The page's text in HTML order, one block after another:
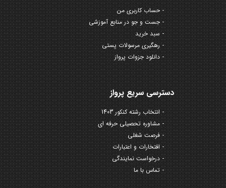
حساب کاربری من
جست و جو در منابع آموزشی
سبد خرید
رهگیری مرسولات پستی
دانلود جزوات پرواز
دسترسی سریع پرواز
انتخاب رشته کنکور 1403
مشاوره تحصیلی حرفه ای
فرصت شغلی
افتخارات و اعتبارات
درخواست نمایندگی
تماس با ما